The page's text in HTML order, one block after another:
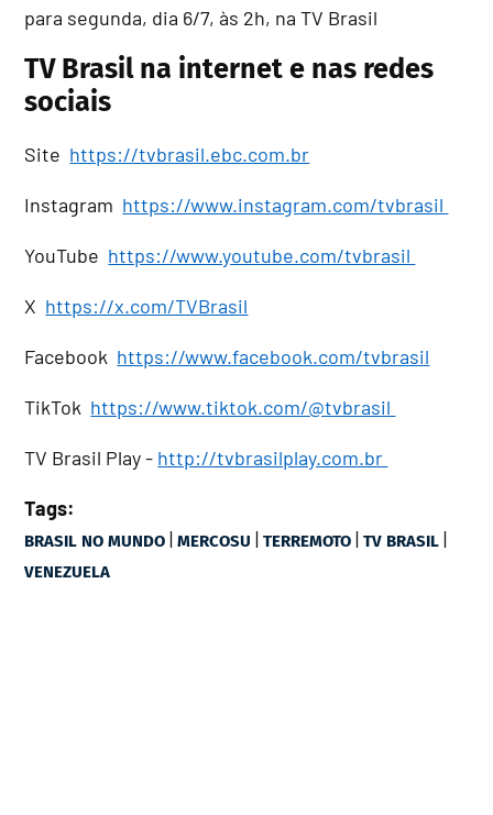
para segunda, dia 6/7, às 2h, na TV Brasil
TV Brasil na internet e nas redes
sociais
Site https://tvbrasil.ebc.com.br
Instagram https://www.instagram.com/tvbrasil
YouTube https://www.youtube.com/tvbrasil
X https://x.com/TVBrasil
Facebook https://www.facebook.com/tvbrasil
TikTok https://www.tiktok.com/@tvbrasil
TV Brasil Play - http://tvbrasilplay.com.br
Tags:
BRASIL NO MUNDO |MERCOSU |TERREMOTO |TV BRASIL |
VENEZUELA